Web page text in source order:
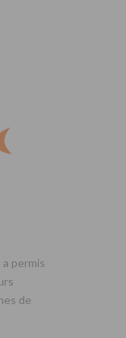
permis
de